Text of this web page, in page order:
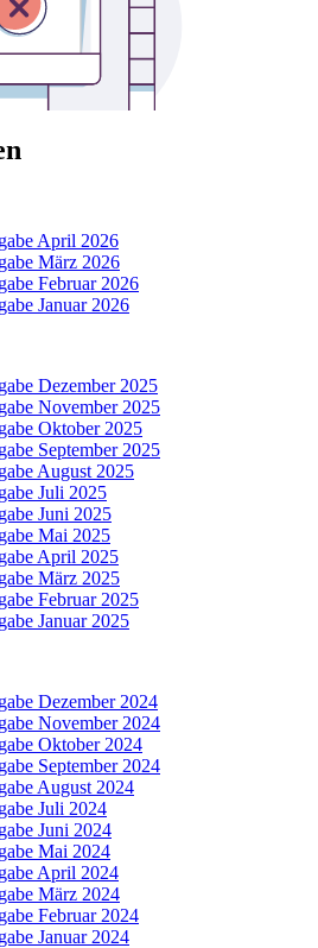
April 2026
März 2026
Februar 2026
Januar 2026
Dezember 2025
November 2025
Oktober 2025
September 2025
August 2025
Juli 2025
Juni 2025
Mai 2025
April 2025
März 2025
Februar 2025
Januar 2025
Dezember 2024
November 2024
Oktober 2024
September 2024
August 2024
Juli 2024
Juni 2024
Mai 2024
April 2024
März 2024
Februar 2024
Januar 2024